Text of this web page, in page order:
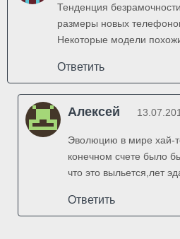
Тенденция
размеры новых
Некоторые модели
Ответить
Алексей
Эволюцию в мире хай-
конечном счете было
что это выльется,лет
Ответить